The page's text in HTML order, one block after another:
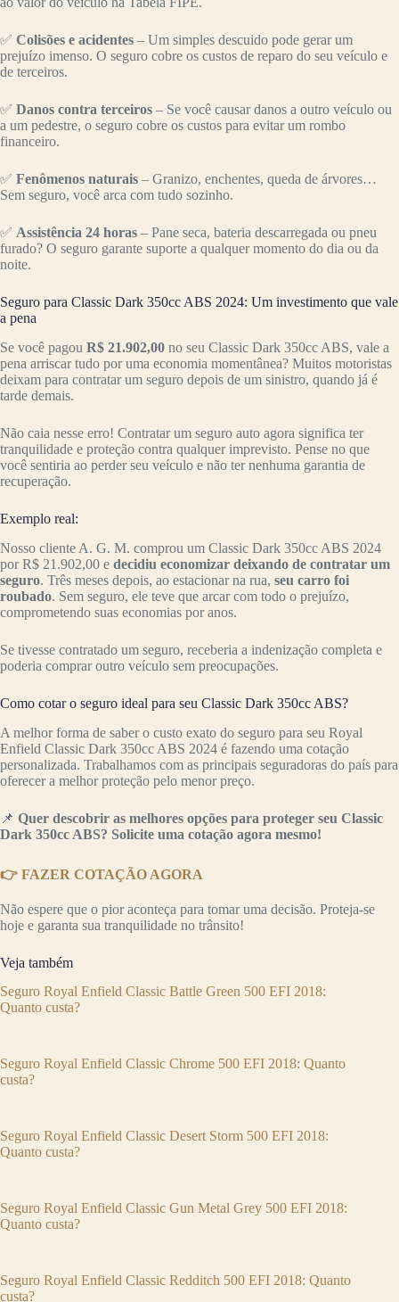
✅ Colisões e acidentes – Um simples descuido pode gerar um
prejuízo imenso. O seguro cobre os custos de reparo do seu veículo e
de terceiros.
✅ Danos contra terceiros – Se você causar danos a outro veículo ou
a um pedestre, o seguro cobre os custos para evitar um rombo
financeiro.
✅ Fenômenos naturais – Granizo, enchentes, queda de árvores…
Sem seguro, você arca com tudo sozinho.
✅ Assistência 24 horas – Pane seca, bateria descarregada ou pneu
furado? O seguro garante suporte a qualquer momento do dia ou da
noite.
Seguro para Classic Dark 350cc ABS 2024: Um investimento que vale
a pena
Se você pagou R$ 21.902,00 no seu Classic Dark 350cc ABS, vale a
pena arriscar tudo por uma economia momentânea? Muitos motoristas
deixam para contratar um seguro depois de um sinistro, quando já é
tarde demais.
Não caia nesse erro! Contratar um seguro auto agora significa ter
tranquilidade e proteção contra qualquer imprevisto. Pense no que
você sentiria ao perder seu veículo e não ter nenhuma garantia de
recuperação.
Exemplo real:
Nosso cliente A. G. M. comprou um Classic Dark 350cc ABS 2024
por R$ 21.902,00 e decidiu economizar deixando de contratar um
seguro. Três meses depois, ao estacionar na rua, seu carro foi
roubado. Sem seguro, ele teve que arcar com todo o prejuízo,
comprometendo suas economias por anos.
Se tivesse contratado um seguro, receberia a indenização completa e
poderia comprar outro veículo sem preocupações.
Como cotar o seguro ideal para seu Classic Dark 350cc ABS?
A melhor forma de saber o custo exato do seguro para seu Royal
Enfield Classic Dark 350cc ABS 2024 é fazendo uma cotação
personalizada. Trabalhamos com as principais seguradoras do país para
oferecer a melhor proteção pelo menor preço.
📌 Quer descobrir as melhores opções para proteger seu Classic
Dark 350cc ABS? Solicite uma cotação agora mesmo!
👉 FAZER COTAÇÃO AGORA
Não espere que o pior aconteça para tomar uma decisão. Proteja-se
hoje e garanta sua tranquilidade no trânsito!
Veja também
Seguro Royal Enfield Classic Battle Green 500 EFI 2018:
Quanto custa?
Seguro Royal Enfield Classic Chrome 500 EFI 2018: Quanto
custa?
Seguro Royal Enfield Classic Desert Storm 500 EFI 2018:
Quanto custa?
Seguro Royal Enfield Classic Gun Metal Grey 500 EFI 2018:
Quanto custa?
Seguro Royal Enfield Classic Redditch 500 EFI 2018: Quanto
custa?